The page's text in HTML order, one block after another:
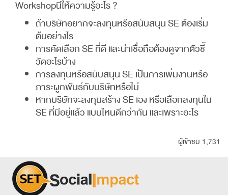
Workshopนี้ให้ความรู้อะไร ?
ถ้าบริษัทอยากจะลงทุนหรือสนับสนุน SE ต้องเริ่ม
ต้นอย่างไร
การคัดเลือก SE ที่ดี และน่าเชื่อถือต้องดูจากตัวชี้
วัดอะไรบ้าง
การลงทุนหรือสนับสนุน SE เป็นการเพิ่มงานหรือ
ภาระผูกพันธ์กับบริษัทหรือไม่
หากบริษัทจะลงทุนสร้าง SE เอง หรือเลือกลงทุนใน
SE ที่มีอยู่แล้ว แบบไหนดีกว่ากัน และเพราะอะไร
ผู้เข้าชม 1,731